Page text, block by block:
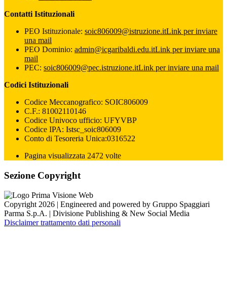
Contatti Istituzionali
PEO Istituzionale: soic806009@istruzione.itLink per inviare
una mail
PEO Dominio: admin@icgaribaldi.edu.itLink per inviare una
mail
PEC: soic806009@pec.istruzione.itLink per inviare una mail
Codici Istituzionali
Codice Meccanografico: SOIC806009
C.F.: 81002110146
Codice Univoco ufficio: UFYVBP
Codice IPA: Istsc_soic806009
Conto di Tesoreria Unica:0316522
Pagina visualizzata 2472 volte
Sezione Copyright
Copyright 2026 | Engineered and powered by Gruppo Spaggiari
Parma S.p.A. | Divisione Publishing & New Social Media
Disclaimer trattamento dati personali